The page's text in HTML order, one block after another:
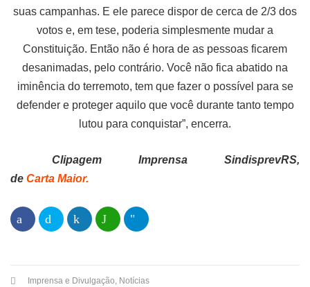
suas campanhas. E ele parece dispor de cerca de 2/3 dos
votos e, em tese, poderia simplesmente mudar a
Constituição. Então não é hora de as pessoas ficarem
desanimadas, pelo contrário. Você não fica abatido na
iminência do terremoto, tem que fazer o possível para se
defender e proteger aquilo que você durante tanto tempo
lutou para conquistar”, encerra.
Clipagem Imprensa SindisprevRS,
de Carta Maior.
Imprensa e Divulgação, Notícias